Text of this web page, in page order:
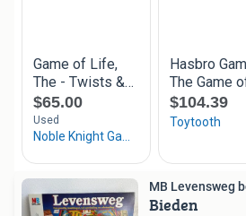
MB Levensweg
Bieden